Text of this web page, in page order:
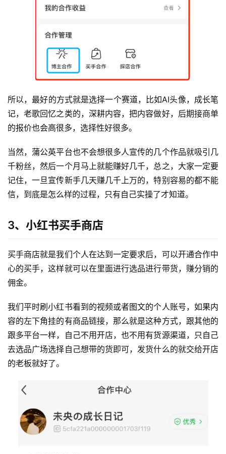
运
营
产
所以，最好的方式就是选择一个赛道，比如AI头像，成长笔
记，老歌回忆之类的，深耕内容，把内容做好，后期接商单
的报价也会高很多，选择性好很多。
当然，蒲公英平台也不会想很多人宣传的几个作品就吸引几
千粉丝，然后一个月马上就能赚好几千，总之，大家一定要
记住，一旦宣传新手几天赚几千上万的，特别容易的都不能
信，到底是怎么样的过程，只有自己实操了才知道。
3、小红书买手商店
买手商店就是我们个人在达到一定要求后，可以开通合作中
心的买手，这样就可以在里面进行选品进行带货，赚分销的
佣金。
我们平时刷小红书看到的视频或者图文的个人账号，如果内
容的左下角挂的有商品链接，那么就是这种方式，跟其他的
跟多平台一样，自己不用开店，也不用有货源渠道，只自己
去选品广场选择自己想带的货即可，发货什么的就交给开店
的老板就好了。